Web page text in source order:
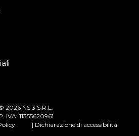
2026 NS 3 S.R.L.
IVA: 11355620961
| Dichiarazione di accessibilità